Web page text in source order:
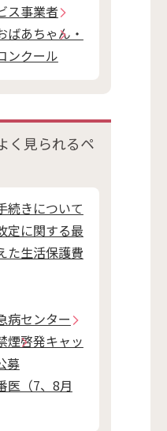
ス事業者
ばあちゃん・
ンクール
く見られるペ
続きについて
定に関する最
た生活保護費
病センター
煙啓発キャッ
募
医（7、8月